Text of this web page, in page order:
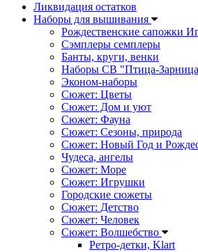
Ликвидация остатков
Наборы для вышивания
Рождественские сапожки
Сэмплеры семплеры
Банты, круги, венки
Наборы СВ "Птица-
Эконом-наборы
Сюжет: Цветы
Сюжет: Дом и уют
Сюжет: Фауна
Сюжет: Сезоны, природа
Сюжет: Новый Год и
Чудеса, ангелы
Сюжет: Море
Сюжет: Игрушки
Городские сюжеты
Сюжет: Детство
Сюжет: Человек
Сюжет: Волшебство
Ретро-детки, Klart